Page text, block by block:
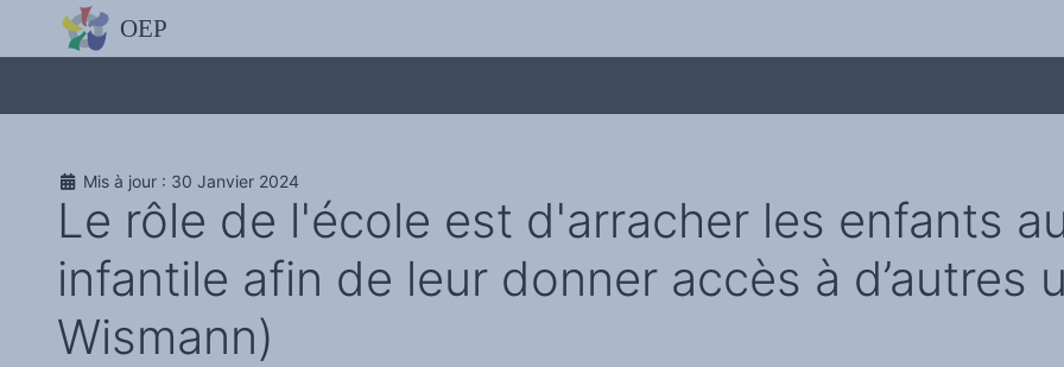
Agir avec l'OEP
Contacter l'OEP
Proposer une action
Demander un stage
Régles de confidentialité
LES ACTIONS
Colloques de ou avec l'OEP
Les éditos de l'OEP
La petite librairie de l'OEP
Le rôle de l'école est d'arracher les enfants
infantile afin de leur donner accès à d’autres
Wismann)
Mis à jour : 30 Janvier 2024